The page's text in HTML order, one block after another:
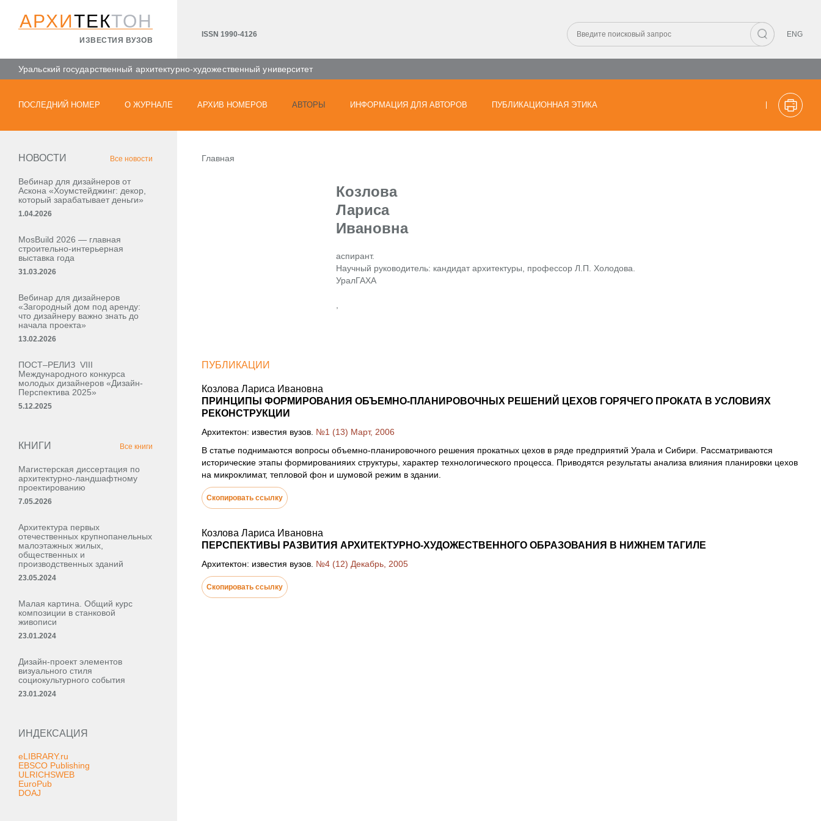
АРХИТЕКТОН
ИЗВЕСТИЯ ВУЗОВ
ISSN 1990-4126 ENG
Уральский государственный архитектурно-художественный университет
ПОСЛЕДНИЙ НОМЕР О ЖУРНАЛЕ АРХИВ НОМЕРОВ АВТОРЫ ИНФОРМАЦИЯ ДЛЯ АВТОРОВ ПУБЛИКАЦИОННАЯ ЭТИКА
НОВОСТИ Все новости
Вебинар для дизайнеров от
Аскона «Хоумстейджинг: декор,
который зарабатывает деньги»
1.04.2026
MosBuild 2026 — главная
строительно-интерьерная
выставка года
31.03.2026
Вебинар для дизайнеров
«Загородный дом под аренду:
что дизайнеру важно знать до
начала проекта»
13.02.2026
ПОСТ–РЕЛИЗ VIII
Международного конкурса
молодых дизайнеров «Дизайн-
Перспектива 2025»
5.12.2025
КНИГИ Все книги
Магистерская диссертация по
архитектурно-ландшафтному
проектированию
7.05.2026
Архитектура первых
отечественных крупнопанельных
малоэтажных жилых,
общественных и
производственных зданий
23.05.2024
Малая картина. Общий курс
композиции в станковой
живописи
23.01.2024
Дизайн-проект элементов
визуального стиля
социокультурного события
23.01.2024
ИНДЕКСАЦИЯ
eLIBRARY.ru
EBSCO Publishing
ULRICHSWEB
EuroPub
DOAJ
Главная
Козлова
Лариса
Ивановна
аспирант.
Научный руководитель: кандидат архитектуры, профессор Л.П. Холодова.
УралГАХА
ПУБЛИКАЦИИ
Козлова Лариса Ивановна
ПРИНЦИПЫ ФОРМИРОВАНИЯ ОБЪЕМНО-ПЛАНИРОВОЧНЫХ РЕШЕНИЙ ЦЕХОВ ГОРЯЧЕГО ПРОКАТА В УСЛОВИЯХ
РЕКОНСТРУКЦИИ
Архитектон: известия вузов. №1 (13) Март, 2006
В статье поднимаются вопросы объемно-планировочного решения прокатных цехов в ряде предприятий Урала и Сибири. Рассматриваются
исторические этапы формированияих структуры, характер технологического процесса. Приводятся результаты анализа влияния планировки цехов
на микроклимат, тепловой фон и шумовой режим в здании.
Скопировать ссылку
Козлова Лариса Ивановна
ПЕРСПЕКТИВЫ РАЗВИТИЯ АРХИТЕКТУРНО-ХУДОЖЕСТВЕННОГО ОБРАЗОВАНИЯ В НИЖНЕМ ТАГИЛЕ
Архитектон: известия вузов. №4 (12) Декабрь, 2005
Скопировать ссылку